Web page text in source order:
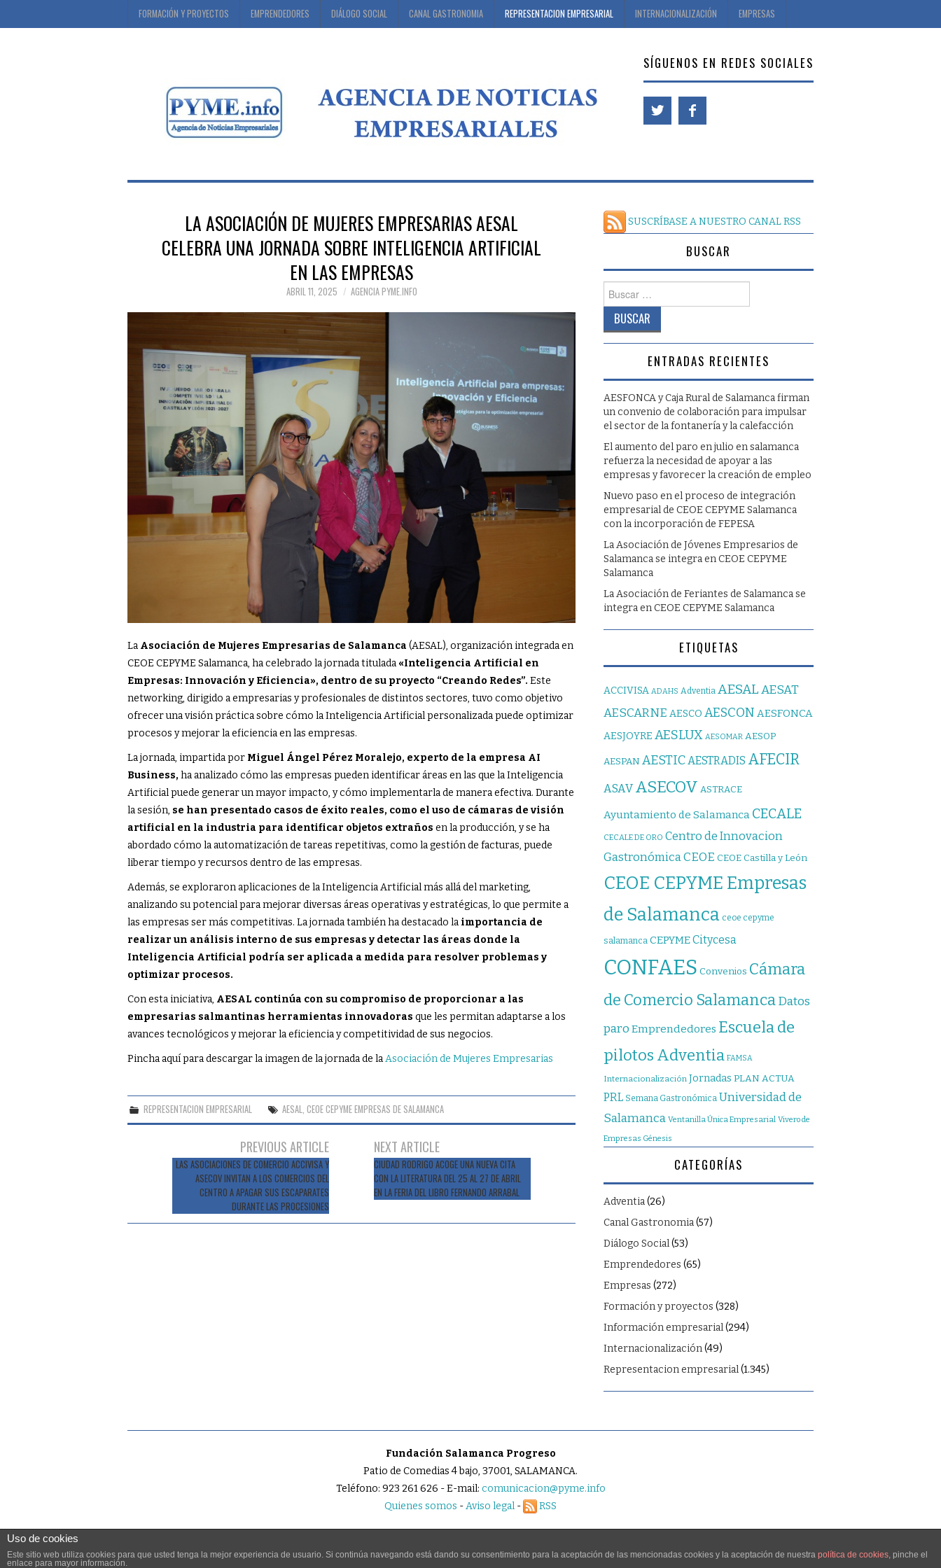
FORMACIÓN Y PROYECTOS EMPRENDEDORES DIÁLOGO SOCIAL CANAL GASTRONOMIA REPRESENTACION EMPRESARIAL INTERNACIONALIZACIÓN EMPRESAS
SÍGUENOS EN REDES SOCIALES
LA ASOCIACIÓN DE MUJERES EMPRESARIAS AESAL
CELEBRA UNA JORNADA SOBRE INTELIGENCIA ARTIFICIAL
EN LAS EMPRESAS
ABRIL 11, 2025 AGENCIA PYME.INFO
La Asociación de Mujeres Empresarias de Salamanca (AESAL), organización integrada en
CEOE CEPYME Salamanca, ha celebrado la jornada titulada «Inteligencia Artificial en
Empresas: Innovación y Eficiencia», dentro de su proyecto “Creando Redes”. Este
networking, dirigido a empresarias y profesionales de distintos sectores, tuvo como objetivo
ofrecer una visión práctica sobre cómo la Inteligencia Artificial personalizada puede optimizar
procesos y mejorar la eficiencia en las empresas.
La jornada, impartida por Miguel Ángel Pérez Moralejo, experto de la empresa AI
Business, ha analizado cómo las empresas pueden identificar áreas en las que la Inteligencia
Artificial puede generar un mayor impacto, y cómo implementarla de manera efectiva. Durante
la sesión, se han presentado casos de éxito reales, como el uso de cámaras de visión
artificial en la industria para identificar objetos extraños en la producción, y se ha
abordado cómo la automatización de tareas repetitivas, como la gestión de facturas, puede
liberar tiempo y recursos dentro de las empresas.
Además, se exploraron aplicaciones de la Inteligencia Artificial más allá del marketing,
analizando su potencial para mejorar diversas áreas operativas y estratégicas, lo que permite a
las empresas ser más competitivas. La jornada también ha destacado la importancia de
realizar un análisis interno de sus empresas y detectar las áreas donde la
Inteligencia Artificial podría ser aplicada a medida para resolver problemas y
optimizar procesos.
Con esta iniciativa, AESAL continúa con su compromiso de proporcionar a las
empresarias salmantinas herramientas innovadoras que les permitan adaptarse a los
avances tecnológicos y mejorar la eficiencia y competitividad de sus negocios.
Pincha aquí para descargar la imagen de la jornada de laAsociación de Mujeres Empresarias
REPRESENTACION EMPRESARIAL AESAL ,CEOE CEPYME EMPRESAS DE SALAMANCA
PREVIOUS ARTICLE
LAS ASOCIACIONES DE COMERCIO ACCIVISA Y
ASECOV INVITAN A LOS COMERCIOS DEL
CENTRO A APAGAR SUS ESCAPARATES
DURANTE LAS PROCESIONES
NEXT ARTICLE
CIUDAD RODRIGO ACOGE UNA NUEVA CITA
CON LA LITERATURA DEL 25 AL 27 DE ABRIL
EN LA FERIA DEL LIBRO FERNANDO ARRABAL
SUSCRÍBASE A NUESTRO CANAL RSS
BUSCAR
ENTRADAS RECIENTES
AESFONCA y Caja Rural de Salamanca firman
un convenio de colaboración para impulsar
el sector de la fontanería y la calefacción
El aumento del paro en julio en salamanca
refuerza la necesidad de apoyar a las
empresas y favorecer la creación de empleo
Nuevo paso en el proceso de integración
empresarial de CEOE CEPYME Salamanca
con la incorporación de FEPESA
La Asociación de Jóvenes Empresarios de
Salamanca se integra en CEOE CEPYME
Salamanca
La Asociación de Feriantes de Salamanca se
integra en CEOE CEPYME Salamanca
ETIQUETAS
ACCIVISA ADAHS Adventia AESALAESAT
AESCARNE AESCO AESCON AESFONCA
AESJOYRE AESLUX AESOMAR AESOP
AESPAN AESTICAESTRADIS AFECIR
ASAV ASECOV ASTRACE
Ayuntamiento de Salamanca CECALE
CECALE DE ORO Centro de Innovacion
GastronómicaCEOE CEOE Castilla y León
CEOE CEPYME Empresas
de Salamanca ceoe cepyme
salamanca CEPYMECitycesa
CONFAES Convenios Cámara
de Comercio SalamancaDatos
paroEmprendedores Escuela de
pilotos Adventia FAMSA
Internacionalización Jornadas PLAN ACTUA
PRL Semana Gastronómica Universidad de
Salamanca Ventanilla Única Empresarial Vivero de
Empresas Génesis
CATEGORÍAS
Adventia(26)
Canal Gastronomia(57)
Diálogo Social(53)
Emprendedores (65)
Empresas (272)
Formación y proyectos (328)
Información empresarial(294)
Internacionalización(49)
Representacion empresarial(1.345)
Fundación Salamanca Progreso
Patio de Comedias 4 bajo, 37001, SALAMANCA.
Teléfono: 923 261 626 - E-mail: comunicacion@pyme.info
Quienes somos -Aviso legal - RSS
Uso de cookies
Este sitio web utiliza cookies para que usted tenga la mejor experiencia de usuario. Si continúa navegando está dando su consentimiento para la aceptación de las mencionadas cookies y la aceptación de nuestra política de cookies, pinche el
enlace para mayor información.